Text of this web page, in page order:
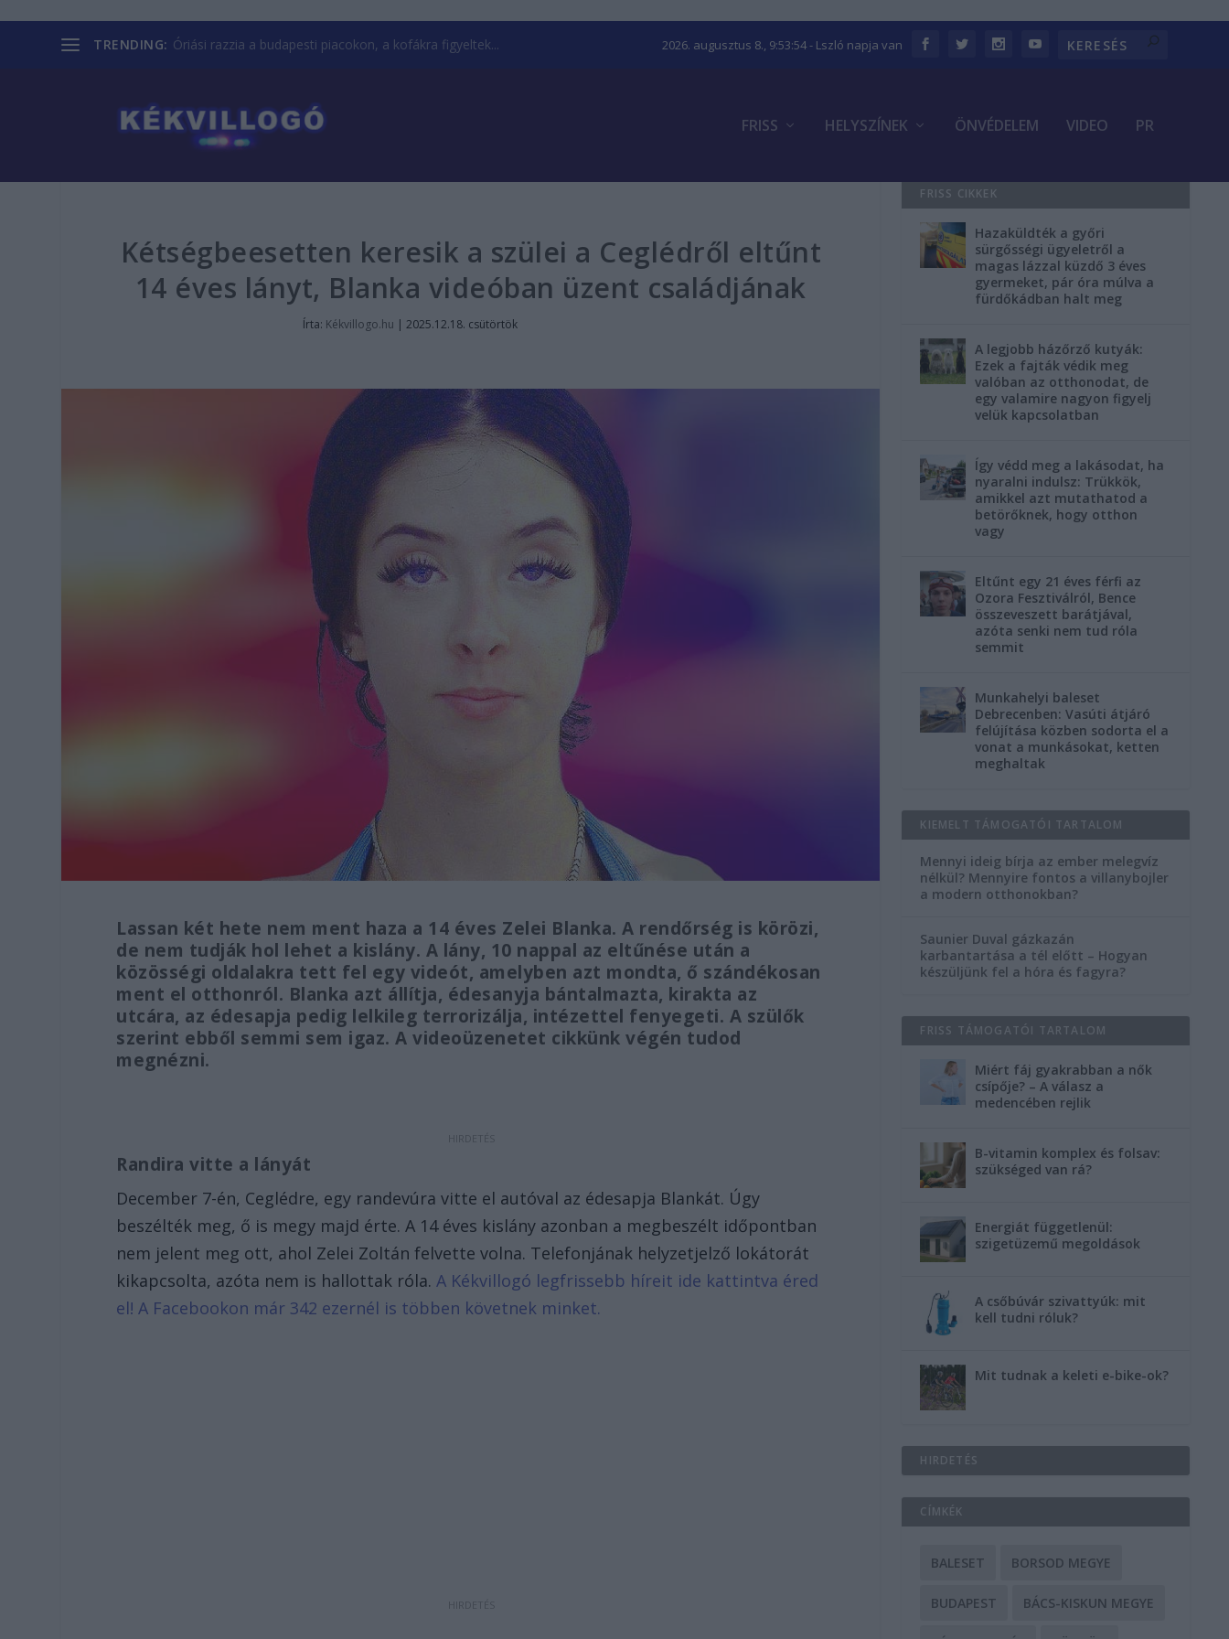
TRENDING: Óriási razzia a budapesti piacokon, a kofákra figyeltek... 2026. augusztus 8., 9:53:55- Lszló napja van
FRISS HELYSZÍNEK ÖNVÉDELEM VIDEO PR
Kétségbeesetten keresik a szülei a Ceglédről eltűnt
14 éves lányt, Blanka videóban üzent családjának
Írta: Kékvillogo.hu | 2025.12.18. csütörtök
Lassan két hete nem ment haza a 14 éves Zelei Blanka. A rendőrség is körözi,
de nem tudják hol lehet a kislány. A lány, 10 nappal az eltűnése után a
közösségi oldalakra tett fel egy videót, amelyben azt mondta, ő szándékosan
ment el otthonról. Blanka azt állítja, édesanyja bántalmazta, kirakta az
utcára, az édesapja pedig lelkileg terrorizálja, intézettel fenyegeti. A szülők
szerint ebből semmi sem igaz. A videoüzenetet cikkünk végén tudod
megnézni.
Randira vitte a lányát
December 7-én, Ceglédre, egy randevúra vitte el autóval az édesapja Blankát. Úgy
beszélték meg, ő is megy majd érte. A 14 éves kislány azonban a megbeszélt időpontban
nem jelent meg ott, ahol Zelei Zoltán felvette volna. Telefonjának helyzetjelző lokátorát
kikapcsolta, azóta nem is hallottak róla.A Kékvillogó legfrissebb híreit ide kattintva éred
el! A Facebookon már 342 ezernél is többen követnek minket.
FRISS CIKKEK
Hazaküldték a győri
sürgősségi ügyeletről a
magas lázzal küzdő 3 éves
gyermeket, pár óra múlva a
fürdőkádban halt meg
A legjobb házőrző kutyák:
Ezek a fajták védik meg
valóban az otthonodat, de
egy valamire nagyon figyelj
velük kapcsolatban
Így védd meg a lakásodat, ha
nyaralni indulsz: Trükkök,
amikkel azt mutathatod a
betörőknek, hogy otthon
vagy
Eltűnt egy 21 éves férfi az
Ozora Fesztiválról, Bence
összeveszett barátjával,
azóta senki nem tud róla
semmit
Munkahelyi baleset
Debrecenben: Vasúti átjáró
felújítása közben sodorta el a
vonat a munkásokat, ketten
meghaltak
KIEMELT TÁMOGATÓI TARTALOM
Mennyi ideig bírja az ember melegvíz
nélkül? Mennyire fontos a villanybojler
a modern otthonokban?
Saunier Duval gázkazán
karbantartása a tél előtt – Hogyan
készüljünk fel a hóra és fagyra?
FRISS TÁMOGATÓI TARTALOM
Miért fáj gyakrabban a nők
csípője? – A válasz a
medencében rejlik
B-vitamin komplex és folsav:
szükséged van rá?
Energiát függetlenül:
szigetüzemű megoldások
A csőbúvár szivattyúk: mit
kell tudni róluk?
Mit tudnak a keleti e-bike-ok?
HIRDETÉS
CÍMKÉK
BALESET BORSOD MEGYE
BUDAPEST BÁCS-KISKUN MEGYE